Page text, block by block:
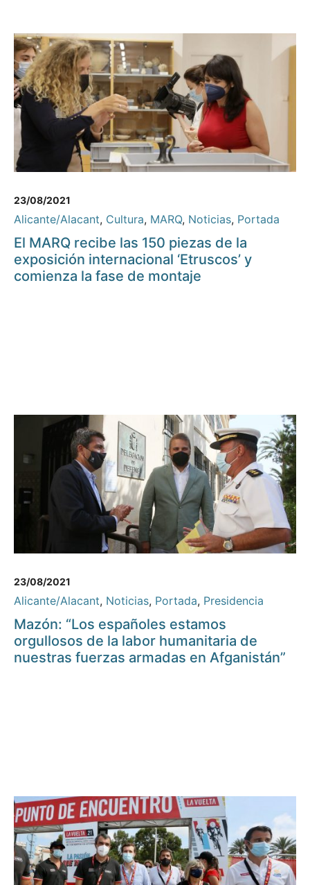
23/08/2021
Alicante/Alacant, Cultura, MARQ, Noticias, Portada
El MARQ recibe las 150 piezas de la
exposición internacional ‘Etruscos’ y
comienza la fase de montaje
23/08/2021
Alicante/Alacant, Noticias, Portada, Presidencia
Mazón: “Los españoles estamos
orgullosos de la labor humanitaria de
nuestras fuerzas armadas en Afganistán”